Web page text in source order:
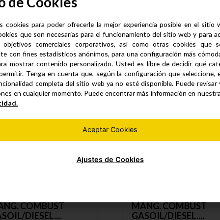
Productos similares
COMBUST
DIESEL....
MANG. COMBUST
GASOIL/DIESEL....
cookies para poder ofrecerle la mejor experiencia posible en el sitio
que son necesarias para el funcionamiento del sitio web y para
objetivos comerciales corporativos, así como otras cookies que
con fines estadísticos anónimos, para una configuración más
mostrar contenido personalizado. Usted es libre de decidir qué
Tenga en cuenta que, según la configuración que seleccione,
completa del sitio web ya no esté disponible. Puede revisar
en cualquier momento. Puede encontrar más información en nuestra
Aceptar Cookies
Ajustes de Cookies